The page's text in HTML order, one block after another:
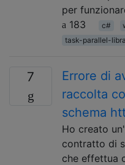
per
183
c#
task-parallel-
7
Errore di
raccolta
schema
Ho creato
contratto di
che effettua